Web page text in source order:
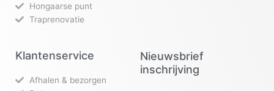
Hongaarse punt
Traprenovatie
Klantenservice
Afhalen & bezorgen
Nieuwsbrief
inschrijving